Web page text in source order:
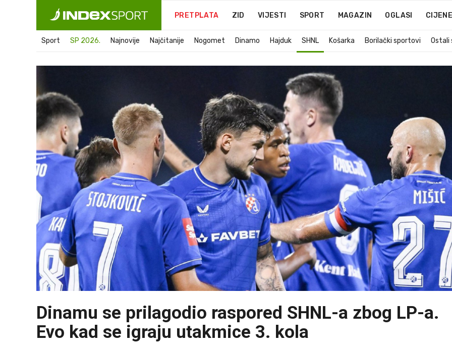
PRETPLATA ZID VIJESTI SPORT MAGAZIN OGLASI
Sport SP 2026. Najnovije Najčitanije Nogomet Dinamo Hajduk SHNL Košarka Borilački sportovi Ostali
Dinamu se prilagodio raspored SHNL-a zbog LP-a.
Evo kad se igraju utakmice 3. kola